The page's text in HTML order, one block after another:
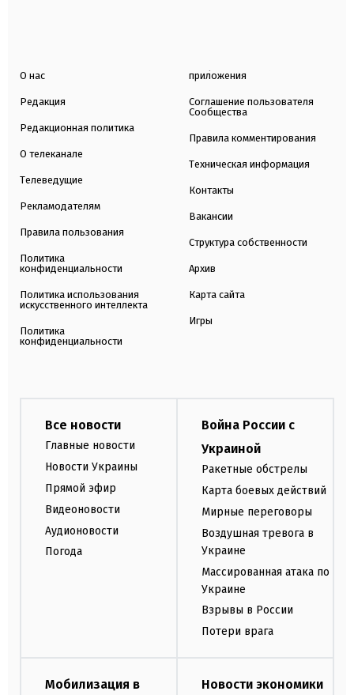
О нас
Редакция
Редакционная политика
О телеканале
Телеведущие
Рекламодателям
Правила пользования
Политика
конфиденциальности
Политика использования
искусственного интеллекта
Политика
конфиденциальности
приложения
Соглашение пользователя
Сообщества
Правила комментирования
Техническая информация
Контакты
Вакансии
Структура собственности
Архив
Карта сайта
Игры
Все новости
Главные новости
Новости Украины
Прямой эфир
Видеоновости
Аудионовости
Погода
Война России с
Украиной
Ракетные обстрелы
Карта боевых действий
Мирные переговоры
Воздушная тревога в
Украине
Массированная атака по
Украине
Взрывы в России
Потери врага
Мобилизация в
Новости экономики